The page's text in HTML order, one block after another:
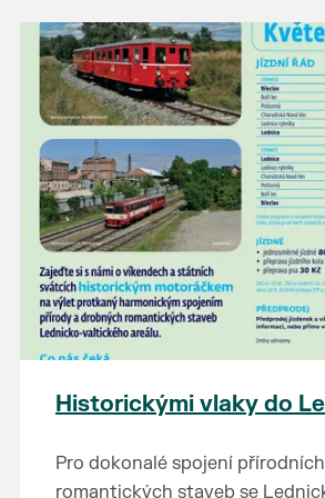
Prodejce prosíme tradičně o
minut před začátkem, aby si
prodejních místech stihli
plánujete přijít a chcete
místo, potvrďte prosím účast
petr.vlasak@breclav.eu nebo
ať víme, s kolika lidmi máme
prodejních míst je omezen.
Těšíme se jako vždy!
Historickými vlaky do
Pro dokonalé spojení
romantických staveb se